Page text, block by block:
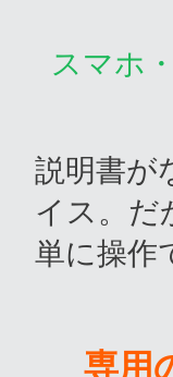
スマホ
説明書が
イス。だ
単に操作
専用